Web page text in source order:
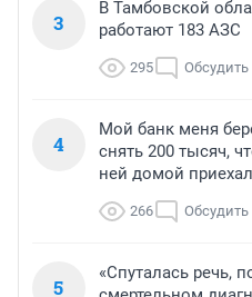
3
В Тамбовской
работают 183 АЗС
295 Обсудить
4
Мой банк меня
снять 200 тысяч,
ней домой
266 Обсудить
5
«Спуталась речь,